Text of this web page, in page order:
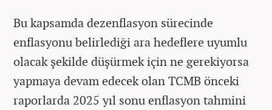
Bu kapsamda dezenflasyon sürecinde
enflasyonu belirlediği ara hedeflere uyumlu
olacak şekilde düşürmek için ne gerekiyorsa
yapmaya devam edecek olan TCMB önceki
raporlarda 2025 yıl sonu enflasyon tahmini